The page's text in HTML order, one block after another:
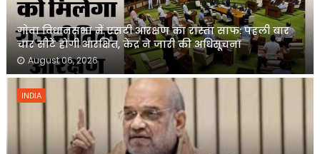
गोवा विधानसभा में एसटी आरक्षण का रास्ता साफ: पहली बार
चार सीटें होंगी आरक्षित, केंद्र ने जारी की अधिसूचना
August 06, 2026
INDIA